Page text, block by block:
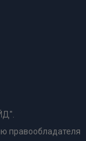
правообладателя